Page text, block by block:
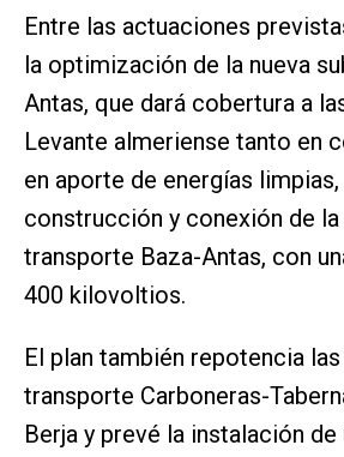
Entre las actuaciones
la optimización de la nueva
Antas, que dará cobertura a
Levante almeriense tanto en
en aporte de energías
construcción y conexión de la
transporte Baza-Antas, con
400 kilovoltios.
El plan también repotencia
transporte Carboneras-
Berja y prevé la instalación de